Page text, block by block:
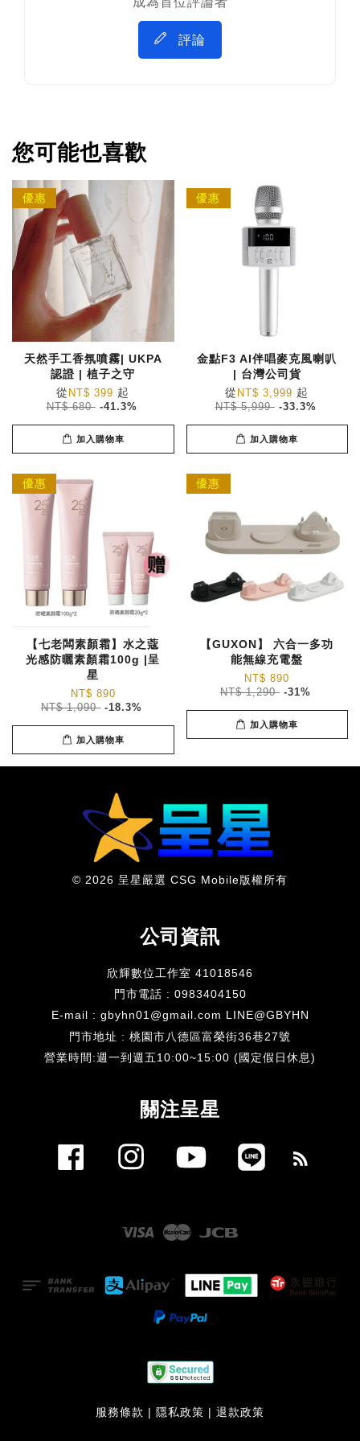
評論
您可能也喜歡
優惠
天然手工香氛噴霧| UKPA
認證 | 植子之守
從 NT$ 399 起
NT$ 680 -41.3%
加入購物車
優惠
金點F3 AI伴唱麥克風喇叭
| 台灣公司貨
從 NT$ 3,999 起
NT$ 5,999 -33.3%
加入購物車
優惠
【七老闆素顏霜】水之蔻
光感防曬素顏霜100g |呈
星
NT$ 890
NT$ 1,090 -18.3%
加入購物車
優惠
【GUXON】 六合一多功
能無線充電盤
NT$ 890
NT$ 1,290 -31%
加入購物車
© 2026 呈星嚴選 CSG Mobile版權所有
公司資訊
欣輝數位工作室 41018546
門市電話 : 0983404150
E-mail : gbyhn01@gmail.com LINE@GBYHN
門市地址 : 桃園市八德區富榮街36巷27號
​營業時間:週一到週五10:00~15:00 (國定假日休息)
關注呈星
Facebook Instagram YouTube
Visa Master
服務條款 | 隱私政策 | 退款政策